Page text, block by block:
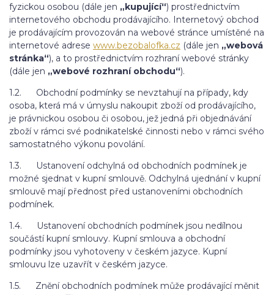
fyzickou osobou (dále jen „kupující“) prostřednictvím
internetového obchodu prodávajícího. Internetový obchod
je prodávajícím provozován na webové stránce umístěné na
internetové adrese www.bezobalofka.cz (dále jen „webová
stránka“), a to prostřednictvím rozhraní webové stránky
(dále jen „webové rozhraní obchodu“).
1.2. Obchodní podmínky se nevztahují na případy, kdy
osoba, která má v úmyslu nakoupit zboží od prodávajícího,
je právnickou osobou či osobou, jež jedná při objednávání
zboží v rámci své podnikatelské činnosti nebo v rámci svého
samostatného výkonu povolání.
1.3. Ustanovení odchylná od obchodních podmínek je
možné sjednat v kupní smlouvě. Odchylná ujednání v kupní
smlouvě mají přednost před ustanoveními obchodních
podmínek.
1.4. Ustanovení obchodních podmínek jsou nedílnou
součástí kupní smlouvy. Kupní smlouva a obchodní
podmínky jsou vyhotoveny v českém jazyce. Kupní
smlouvu lze uzavřít v českém jazyce.
1.5. Znění obchodních podmínek může prodávající měnit